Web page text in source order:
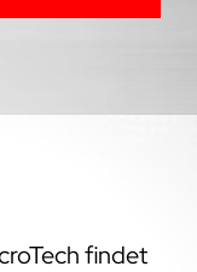
findet